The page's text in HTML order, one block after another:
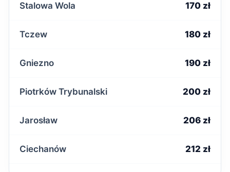
Stalowa Wola 170 zł
Tczew 180 zł
Gniezno 190 zł
Piotrków Trybunalski 200 zł
Jarosław 206 zł
Ciechanów 212 zł